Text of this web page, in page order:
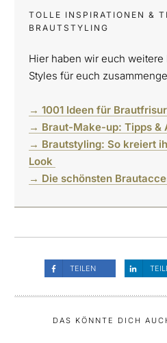
TOLLE INSPIRATIONEN &
BRAUTSTYLING
Hier haben wir euch
Styles für euch
→ 1001 Ideen für
→ Braut-Make-up: Tipps &
→ Brautstyling: So kreiert
Look
→ Die schönsten
TEILEN
DAS KÖNNTE DICH